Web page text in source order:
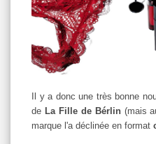
Il y a donc une très bonne
de La Fille de Bérlin(mais
marque l'a déclinée en format